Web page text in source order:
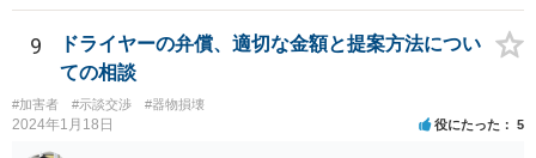
9
ドライヤーの弁償、適切な金額と提案方法につい
ての相談
#加害者 #示談交渉 #器物損壊
2024年1月18日 役にたった 5